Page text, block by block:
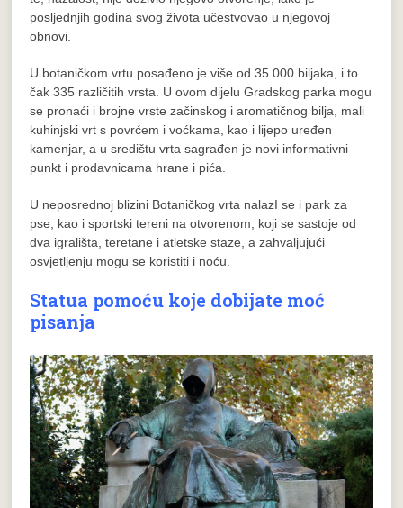
posljednjih godina svog života učestvovao u njegovoj
obnovi.
U botaničkom vrtu posađeno je više od 35.000 biljaka, i to
čak 335 različitih vrsta. U ovom dijelu Gradskog parka mogu
se pronaći i brojne vrste začinskog i aromatičnog bilja, mali
kuhinjski vrt s povrćem i voćkama, kao i lijepo uređen
kamenjar, a u središtu vrta sagrađen je novi informativni
punkt i prodavnicama hrane i pića.
U neposrednoj blizini Botaničkog vrta nalazI se i park za
pse, kao i sportski tereni na otvorenom, koji se sastoje od
dva igrališta, teretane i atletske staze, a zahvaljujući
osvjetljenju mogu se koristiti i noću.
Statua pomoću koje dobijate moć
pisanja